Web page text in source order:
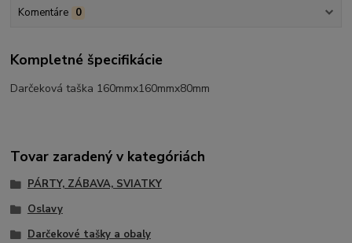
Komentáre 0
Kompletné špecifikácie
Darčeková taška 160mmx160mmx80mm
Tovar zaradený v kategóriách
PÁRTY, ZÁBAVA, SVIATKY
Oslavy
Darčekové tašky a obaly